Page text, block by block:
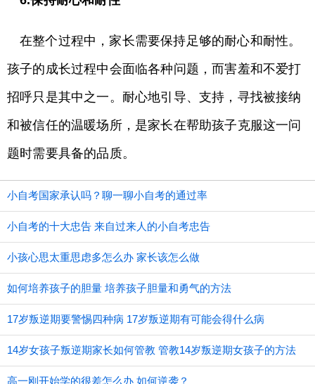
在整个过程中，家长需要保持足够的耐心和耐性。
孩子的成长过程中会面临各种问题，而害羞和不爱打
招呼只是其中之一。耐心地引导、支持，寻找被接纳
和被信任的温暖场所，是家长在帮助孩子克服这一问
题时需要具备的品质。
小自考国家承认吗？聊一聊小自考的通过率
小自考的十大忠告 来自过来人的小自考忠告
小孩心思太重思虑多怎么办 家长该怎么做
如何培养孩子的胆量 培养孩子胆量和勇气的方法
17岁叛逆期要警惕四种病 17岁叛逆期有可能会得什么病
14岁女孩子叛逆期家长如何管教 管教14岁叛逆期女孩子的方法
高一刚开始学的很差怎么办 如何逆袭？